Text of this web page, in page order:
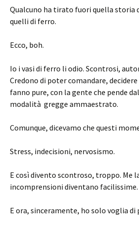
Qualcuno ha tirato fuori quella storia
quelli di ferro.
Ecco, boh.
Io i vasi di ferro li odio. Scontrosi,
Credono di poter comandare,
fanno pure, con la gente che pende
modalità gregge ammaestrato.
Comunque, dicevamo che questi
Stress, indecisioni, nervosismo.
E così divento scontroso, troppo. Me
incomprensioni diventano facilissime.
E ora, sinceramente, ho solo voglia di